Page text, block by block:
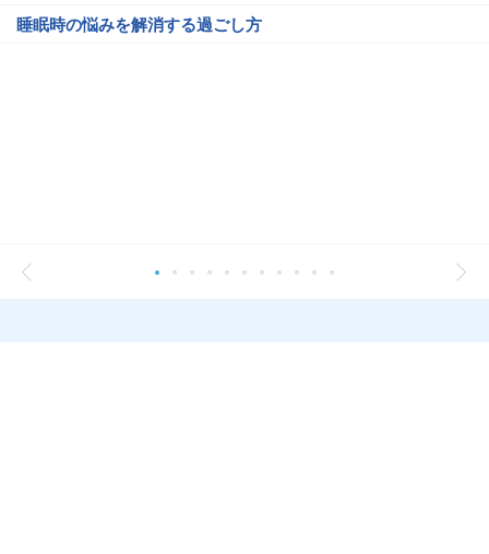
睡眠時の悩みを解消する過ごし方